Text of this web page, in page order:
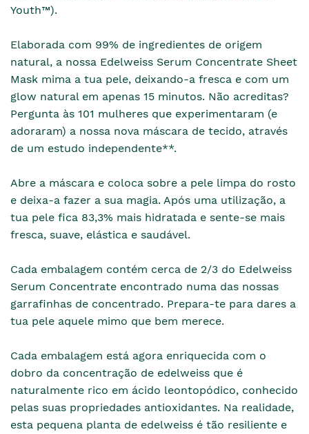
Youth™).
Elaborada com 99% de ingredientes de origem
natural, a nossa Edelweiss Serum Concentrate Sheet
Mask mima a tua pele, deixando-a fresca e com um
glow natural em apenas 15 minutos. Não acreditas?
Pergunta às 101 mulheres que experimentaram (e
adoraram) a nossa nova máscara de tecido, através
de um estudo independente**.
Abre a máscara e coloca sobre a pele limpa do rosto
e deixa-a fazer a sua magia. Após uma utilização, a
tua pele fica 83,3% mais hidratada e sente-se mais
fresca, suave, elástica e saudável.
Cada embalagem contém cerca de 2/3 do Edelweiss
Serum Concentrate encontrado numa das nossas
garrafinhas de concentrado. Prepara-te para dares a
tua pele aquele mimo que bem merece.
Cada embalagem está agora enriquecida com o
dobro da concentração de edelweiss que é
naturalmente rico em ácido leontopódico, conhecido
pelas suas propriedades antioxidantes. Na realidade,
esta pequena planta de edelweiss é tão resiliente e